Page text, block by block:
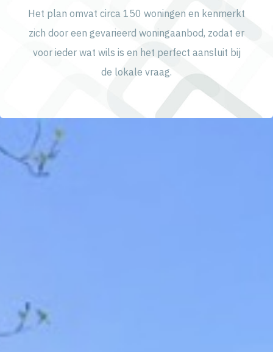
Het plan omvat circa 150 woningen en kenmerkt
zich door een gevarieerd woningaanbod, zodat er
voor ieder wat wils is en het perfect aansluit bij
de lokale vraag.